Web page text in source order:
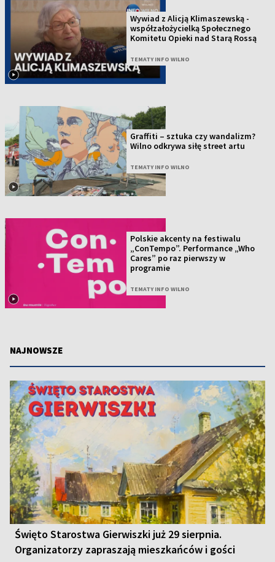
Wywiad z Alicją Klimaszewską -
współzałożycielką Społecznego
Komitetu Opieki nad Starą Rossą
TEMATY INFO WILNO
Graffiti – sztuka czy wandalizm?
Wilno odkrywa siłę street artu
TEMATY INFO WILNO
Polskie akcenty na festiwalu
„ConTempo”. Performance „Who
Cares” po raz pierwszy w
programie
TEMATY INFO WILNO
NAJNOWSZE
Święto Starostwa Gierwiszki już 29 sierpnia.
Organizatorzy zapraszają mieszkańców i gości